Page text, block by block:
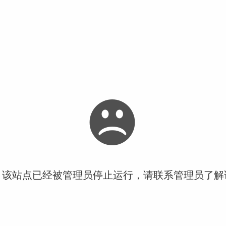
站点已经被管理员停止运行，请联系管理员了